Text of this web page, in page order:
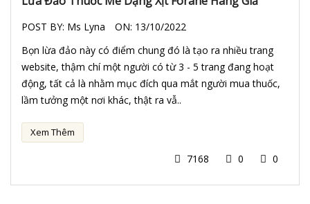
POST BY: Ms Lyna ON: 13/10/2022
Bọn lừa đảo này có điểm chung đó là tạo ra nhiều trang
website, thậm chí một người có từ 3 - 5 trang đang hoạt
động, tất cả là nhằm mục đích qua mắt người mua thuốc,
lầm tưởng một nơi khác, thật ra vẫ..
Xem Thêm
7168 0 0